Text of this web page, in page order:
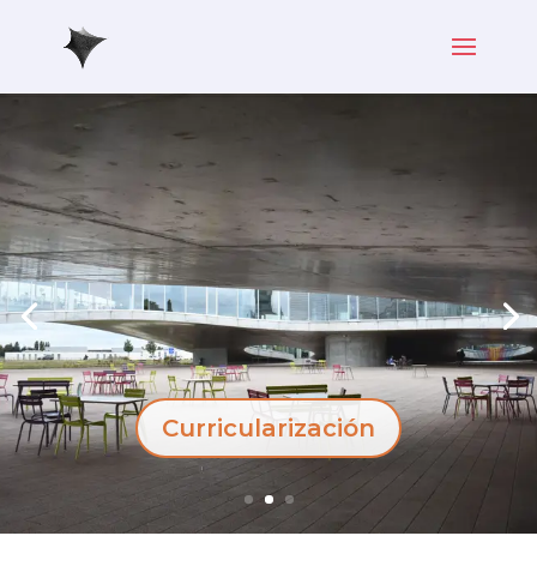
Curricularización